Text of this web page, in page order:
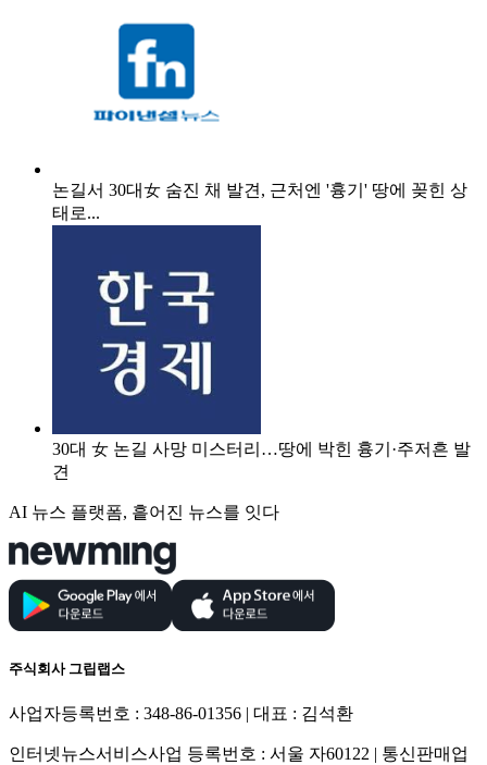
논길서 30대女 숨진 채 발견, 근처엔 '흉기' 땅에 꽂힌 상
태로...
30대 女 논길 사망 미스터리…땅에 박힌 흉기·주저흔 발
견
AI 뉴스 플랫폼, 흩어진 뉴스를 잇다
주식회사 그립랩스
사업자등록번호 : 348-86-01356 | 대표 : 김석환
인터넷뉴스서비스사업 등록번호 : 서울 자60122 | 통신판매업